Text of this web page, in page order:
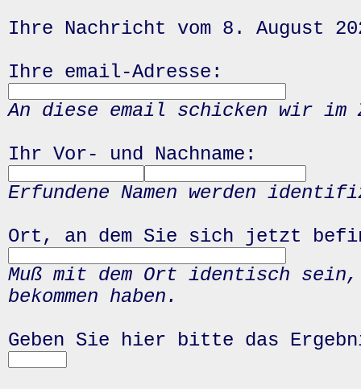
Ihre Nachricht vom 8. August
Ihre email-Adresse:
An diese email schicken wir
Ihr Vor- und Nachname:
Erfundene Namen werden
Ort, an dem Sie sich jetzt
Muß mit dem Ort identisch
bekommen haben.
Geben Sie hier bitte das